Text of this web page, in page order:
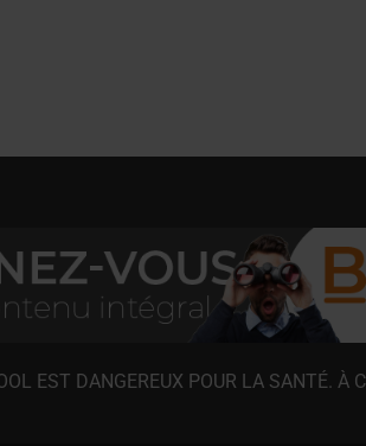
EST DANGEREUX POUR LA SANTÉ. À